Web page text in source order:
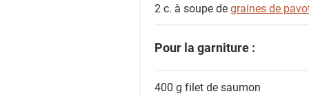
2 c. à soupe degraines de
Pour la garniture :
400 g filet desaumon